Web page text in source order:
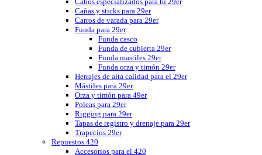
Cañas y sticks para 29er
Carros de varada para 29er
Funda para 29er
Funda casco
Funda de cubierta 29er
Funda mastiles 29er
Funda orza y timón 29er
Herrajes de alta calidad para el 29er
Mástiles para 29er
Orza y timón para 49er
Poleas para 29er
Rigging para 29er
Tapas de registro y drenaje para 29er
Trapecios 29er
Repuestos 420
Accesorios para el 420